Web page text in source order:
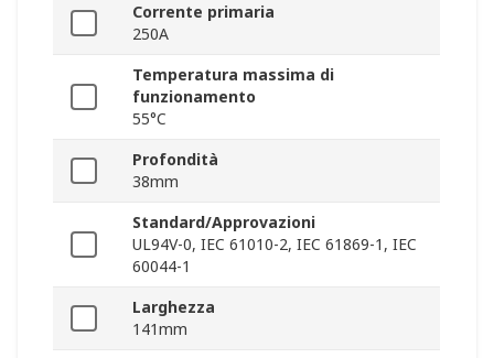
Corrente primaria
250A
Temperatura massima di
funzionamento
55°C
Profondità
38mm
Standard/Approvazioni
UL94V-0, IEC 61010-2, IEC 61869-1, IEC
60044-1
Larghezza
141mm